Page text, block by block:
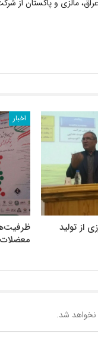
مالزی و پاکستان از
از تولید
اخبار
نخواهد شد.